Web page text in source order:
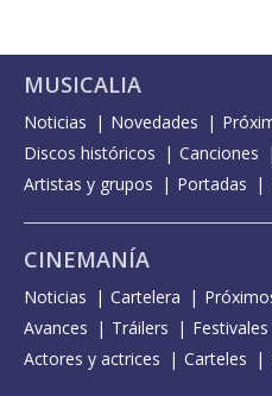
MUSICALIA
Noticias Novedades
Discos históricos
Canciones
Artistas y grupos
Portadas
CINEMANÍA
Noticias Cartelera
Avances
Tráilers
Actores y actrices
Carteles